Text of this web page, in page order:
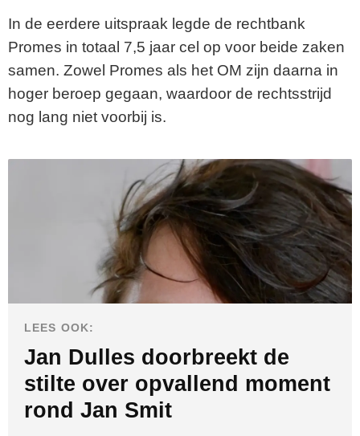
In de eerdere uitspraak legde de rechtbank
Promes in totaal 7,5 jaar cel op voor beide zaken
samen. Zowel Promes als het OM zijn daarna in
hoger beroep gegaan, waardoor de rechtsstrijd
nog lang niet voorbij is.
LEES OOK:
Jan Dulles doorbreekt de
stilte over opvallend moment
rond Jan Smit